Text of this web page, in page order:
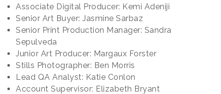
Associate Digital Producer: Kemi Adeniji
Senior Art Buyer: Jasmine Sarbaz
Senior Print Production Manager: Sandra
Sepulveda
Junior Art Producer: Margaux Forster
Stills Photographer: Ben Morris
Lead QA Analyst: Katie Conlon
Account Supervisor: Elizabeth Bryant